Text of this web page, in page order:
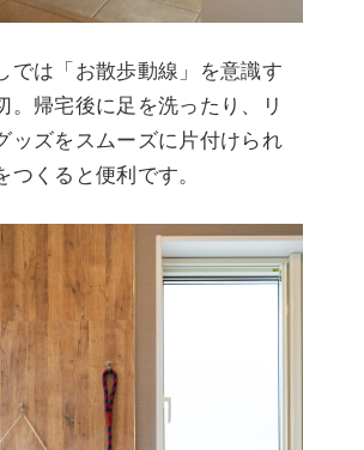
では「お散歩動線」を意識す
。帰宅後に足を洗ったり、リ
ッズをスムーズに片付けられ
つくると便利です。